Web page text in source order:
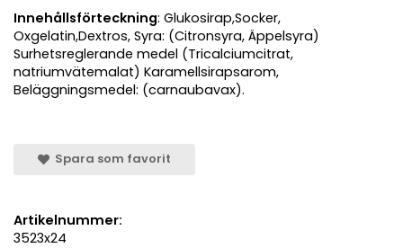
Innehållsförteckning: Glukosirap,Socker,
Oxgelatin,Dextros, Syra: (Citronsyra, Äppelsyra)
Surhetsreglerande medel (Tricalciumcitrat,
natriumvätemalat) Karamellsirapsarom,
Beläggningsmedel: (carnaubavax).
Spara som favorit
Artikelnummer:
3523x24